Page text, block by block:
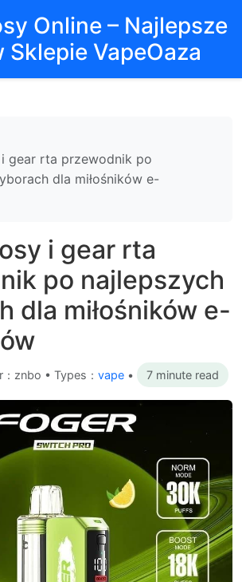
Online – Najlepsze
Sklepie VapeOaza
gear rta przewodnik po
dla miłośników e-
i gear rta
po najlepszych
dla miłośników e-
znbo • Types： vape • 7 minute read